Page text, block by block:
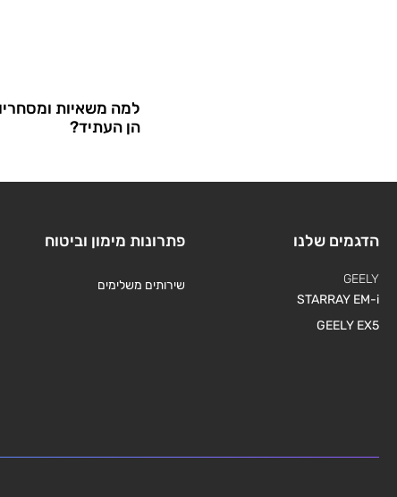
למה משאיות
הן העתיד?
הדגמים שלנו
GEELY
STARRAY EM-i
GEELY EX5
פתרונות מימון וביטוח
שירותים משלימים